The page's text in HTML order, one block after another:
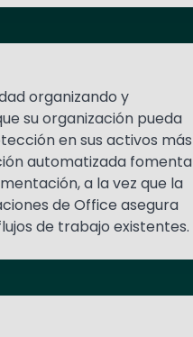
organizando y
su organización pueda
en sus activos más
automatizada fomenta
a la vez que la
de Office asegura
de trabajo existentes.